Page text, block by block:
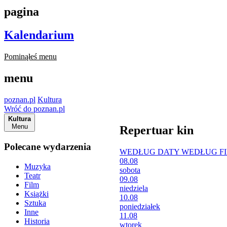
pagina
Kalendarium
Pominąłeś menu
menu
poznan.pl Kultura
Wróć do poznan.pl
Kultura
Menu
Polecane wydarzenia
Muzyka
Teatr
Film
Książki
Sztuka
Inne
Historia
Repertuar kin
WEDŁUG DATY WEDŁUG
08.08
sobota
09.08
niedziela
10.08
poniedziałek
11.08
wtorek